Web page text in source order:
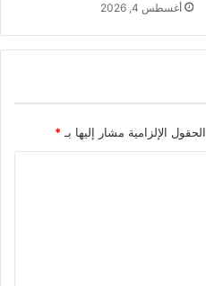
أغسطس 4, 2026
الحقول الإلزامية مشار إليها بـ *